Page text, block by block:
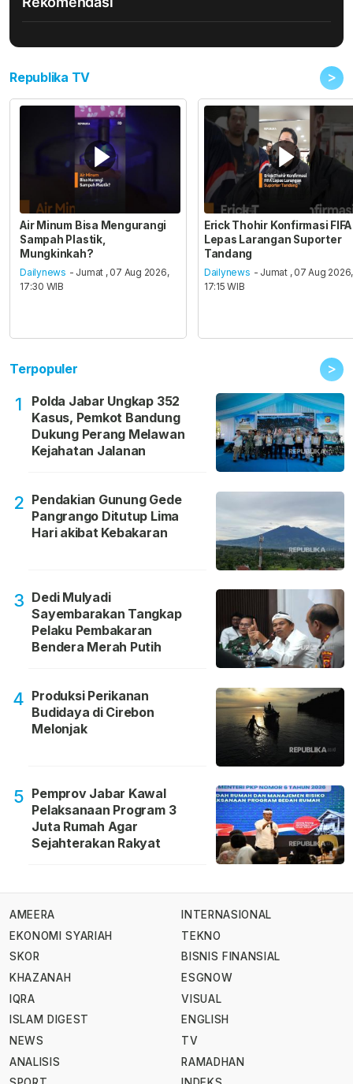
Republika TV >
Air Minum Bisa Mengurangi
Sampah Plastik,
Mungkinkah?
Dailynews - Jumat , 07 Aug 2026,
17:30 WIB
Erick Thohir Konfirmasi FIFA
Lepas Larangan Suporter
Tandang
Dailynews - Jumat , 07 Aug 2026,
17:15 WIB
Terpopuler >
1
Polda Jabar Ungkap 352
Kasus, Pemkot Bandung
Dukung Perang Melawan
Kejahatan Jalanan
2 Pendakian Gunung Gede
Pangrango Ditutup Lima
Hari akibat Kebakaran
3 Dedi Mulyadi
Sayembarakan Tangkap
Pelaku Pembakaran
Bendera Merah Putih
4 Produksi Perikanan
Budidaya di Cirebon
Melonjak
5 Pemprov Jabar Kawal
Pelaksanaan Program 3
Juta Rumah Agar
Sejahterakan Rakyat
AMEERA
EKONOMI SYARIAH
SKOR
KHAZANAH
IQRA
ISLAM DIGEST
NEWS
ANALISIS
INTERNASIONAL
TEKNO
BISNIS FINANSIAL
ESGNOW
VISUAL
ENGLISH
TV
RAMADHAN